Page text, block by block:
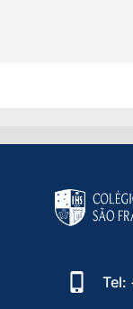
Tel: